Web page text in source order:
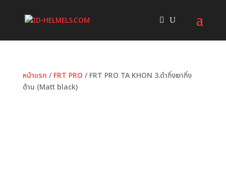
หน้าแรก / FRT PRO / FRT PRO TA KHON 3.ดำกึ่งเงากึ่ง
ด้าน (Matt black)